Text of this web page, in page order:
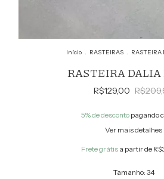
Início . RASTEIRAS . RASTEIRA
RASTEIRA DALIA
R$129,00
5% de desconto pagando
Ver mais detalhes
Frete grátis a partir de
Tamanho: 34